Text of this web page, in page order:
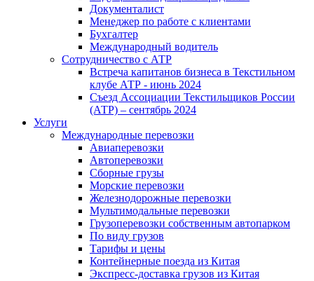
Документалист
Менеджер по работе с клиентами
Бухгалтер
Международный водитель
Сотрудничество с АТР
Встреча капитанов бизнеса в Текстильном
клубе АТР - июнь 2024
Съезд Ассоциации Текстильщиков России
(АТР) – сентябрь 2024
Услуги
Международные перевозки
Авиаперевозки
Автоперевозки
Сборные грузы
Морские перевозки
Железнодорожные перевозки
Мультимодальные перевозки
Грузоперевозки собственным автопарком
По виду грузов
Тарифы и цены
Контейнерные поезда из Китая
Экспресс-доставка грузов из Китая